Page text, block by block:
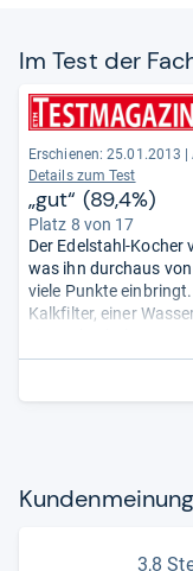
Im Test der
Erschienen: 25.01.2013
Details zum Test
„gut“ (89,4%)
Platz 8 von 17
Der Edelstahl-Kocher
was ihn durchaus
viele Punkte
Kalkfilter, einer
durch unsere
3,8